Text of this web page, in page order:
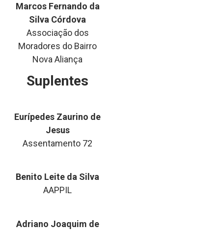
Marcos Fernando da
Silva Córdova
Associação dos
Moradores do Bairro
Nova Aliança
Suplentes
Eurípedes Zaurino de
Jesus
Assentamento 72
Benito Leite da Silva
AAPPIL
Adriano Joaquim de